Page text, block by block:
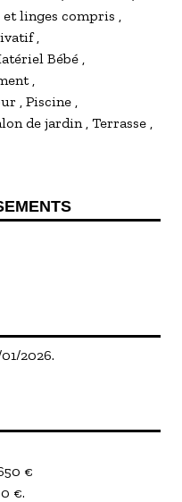
et linges compris
Bébé
Piscine
de jardin Terrasse
2026.
€
€.